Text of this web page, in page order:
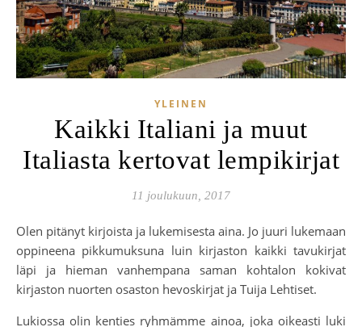
YLEINEN
Kaikki Italiani ja muut
Italiasta kertovat lempikirjat
11 joulukuun, 2017
Olen pitänyt kirjoista ja lukemisesta aina. Jo juuri lukemaan
oppineena pikkumuksuna luin kirjaston kaikki tavukirjat
läpi ja hieman vanhempana saman kohtalon kokivat
kirjaston nuorten osaston hevoskirjat ja Tuija Lehtiset.
Lukiossa olin kenties ryhmämme ainoa, joka oikeasti luki